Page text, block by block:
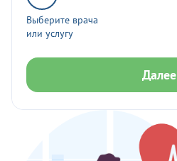
Выберите врача
или услугу
Далее